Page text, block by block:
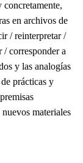
concretamente,
en archivos de
/ reinterpretar /
corresponder a
y las analogías
prácticas y
materiales